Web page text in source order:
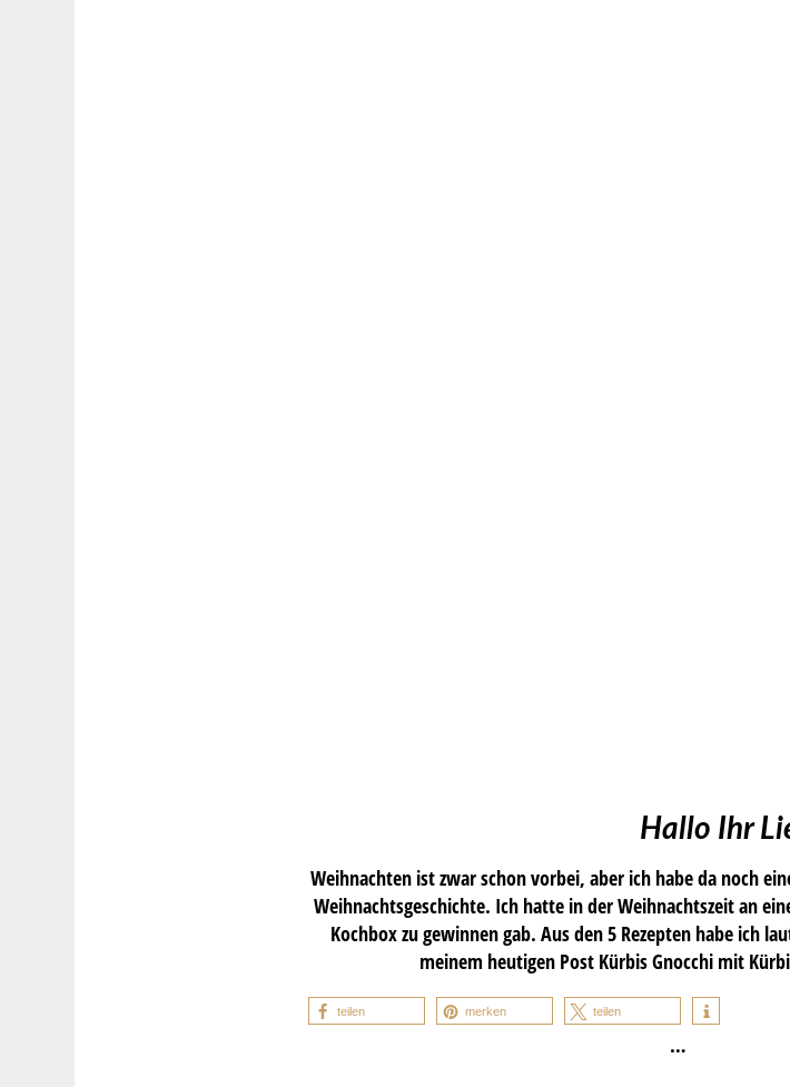
Hallo Ihr
Weihnachten ist zwar schon vorbei, aber ich habe da noch
Weihnachtsgeschichte. Ich hatte in der Weihnachtszeit an
Kochbox zu gewinnen gab. Aus den 5 Rezepten habe ich
meinem heutigen Post Kürbis Gnocchi mit
teilen merken teilen
…